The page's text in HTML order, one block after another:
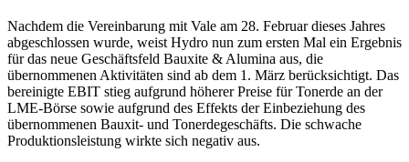
Nachdem die Vereinbarung mit Vale am 28. Februar dieses Jahres
abgeschlossen wurde, weist Hydro nun zum ersten Mal ein Ergebnis
für das neue Geschäftsfeld Bauxite & Alumina aus, die
übernommenen Aktivitäten sind ab dem 1. März berücksichtigt. Das
bereinigte EBIT stieg aufgrund höherer Preise für Tonerde an der
LME-Börse sowie aufgrund des Effekts der Einbeziehung des
übernommenen Bauxit- und Tonerdegeschäfts. Die schwache
Produktionsleistung wirkte sich negativ aus.